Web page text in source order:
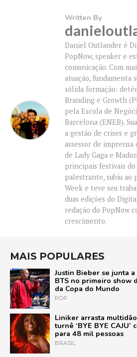
Written By
Daniel Outlander é
PopNow, speaker e
comunicação. Com
atuação, fundamenta
sólida formação:
Branding e Growth
pela Escola de
Barcelona (ENEB).
a gestão de crises e
assessor de imprensa
de Lady Gaga e
principais festivais do
palestrante, subiu ao
Week e teve seu
duas edições do
redação do PopNow
crescimento.
MAIS POPULARES
Justin Bieber se junta
BTS no primeiro show
da Copa do Mundo
POP
Liniker arrasta
turnê ‘BYE BYE
para 48 mil pessoas
BRASIL